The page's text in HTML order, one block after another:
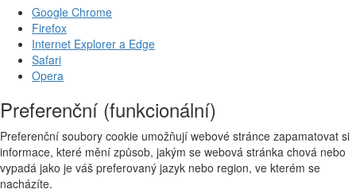
Google Chrome
Firefox
Internet Explorer a Edge
Safari
Opera
Preferenční (funkcionální)
Preferenční soubory cookie umožňují webové stránce zapamatovat si
informace, které mění způsob, jakým se webová stránka chová nebo
vypadá jako je váš preferovaný jazyk nebo region, ve kterém se
nacházíte.